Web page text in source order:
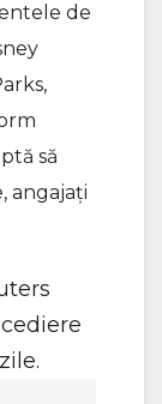
de
să
angajaţi